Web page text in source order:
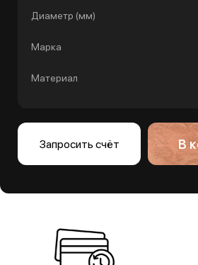
Диаметр (мм)
Марка
Материал
Запросить счёт В